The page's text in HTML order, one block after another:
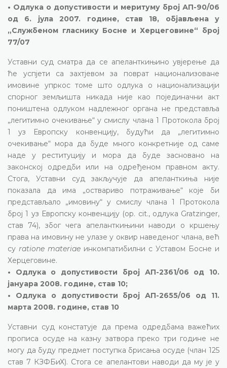
• Одлука о допустивости и меритуму број АП-90/06
од 6. јула 2007. године, став 18, објављена у
„Службеном гласнику Босне и Херцеговине“ број
77/07
Уставни суд сматра да се апеланткињино увјерење да
ће успјети са захтјевом за поврат национализоване
имовине упркос томе што одлука о национализацији
спорног земљишта никада није као појединачни акт
поништена одлуком надлежног органа не представља
„легитимно очекивање“ у смислу члана 1 Протокола број
1 уз Европску конвенцију, будући да „легитимно
очекивање“ мора да буде много конкретније од саме
наде у реституцију и мора да буде засновано на
законској одредби или на одређеном правном акту.
Стога, Уставни суд закључује да апеланткиња није
показала да има „оствариво потраживање“ које би
представљало „имовину“ у смислу члана 1 Протокола
број 1 уз Европску конвенцију (op. cit., одлука Gratzinger,
став 74), због чега апеланткињини наводи о кршењу
права на имовину не улазе у оквир наведеног члана, већ
су ratione materiae инкомпатибилни с Уставом Босне и
Херцеговине.
• Одлука о допустивости број АП-2361/06 од 10.
јануара 2008. године, став 10;
• Одлука о допустивости број АП-2655/06 од 11.
марта 2008. године, став 10
Уставни суд констатује да према одредбама важећих
прописа осуде на казну затвора преко три године не
могу да буду предмет поступка брисања осуде (члан 125
став 7 КЗФБиХ). Стога се апелантови наводи да му је у